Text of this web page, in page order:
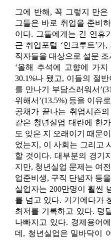
그에 반해, 꼭 그렇지 만
그들은 바로 취업을 준비
이다. 그들에게는 긴 연휴
근 취업포털 ‘인크루트’
직자들을 대상으로 설문
‘올해 추석에 고향에 가지
30.1%나 됐고, 이들의 절
를 만나기 부담스러워서
위해서’(13.5%) 등을 이유
공채가 끝나는 취업시즌
같은 청년실업 대란에 한
도 잊은 지 오래이기 때문
었는지, 이 사회는 그리고
할 것이다. 대부분의 경기
지만, 청년실업 문제는 여
업준비생, 구직 단념자 등
실업자는 200만명이 훨씬
를 넘고 있다. 거기에다가
최저를 기록하고 있다. 덩
나빠지고 있다. 경제용어
데, 청년실업은 밑바닥이